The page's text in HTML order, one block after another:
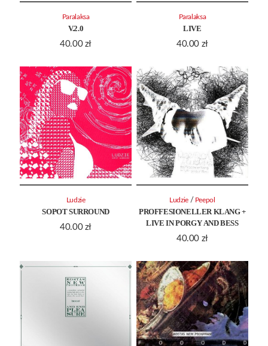
V.2.0
40.00 zł
Paralaksa
LIVE
40.00 zł
Paralaksa
SOPOT SURROUND
40.00 zł
Ludzie
PROFFESIONELLER KLANG +
LIVE IN PORGY AND BESS
40.00 zł
Ludzie / Peepol